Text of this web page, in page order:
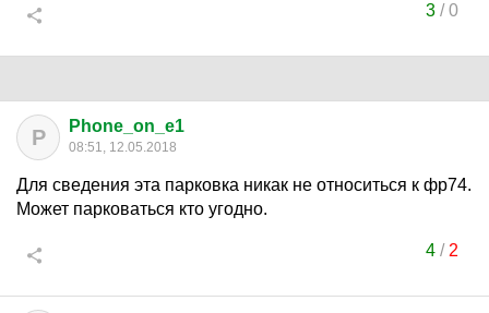
3/0
P Phone_on_e1
08:51, 12.05.2018
Для сведения эта парковка никак не относиться к фр74.
Может парковаться кто угодно.
4/ 2